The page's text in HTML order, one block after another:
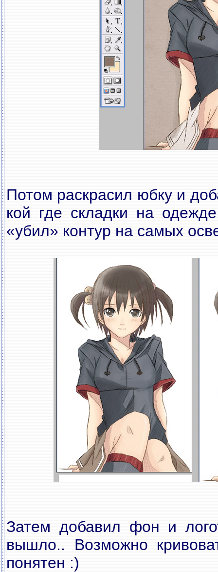
Потом раскрасил юбку и
кой где складки на
«убил» контур на самых
Затем добавил фон и
вышло.. Возможно
понятен :)